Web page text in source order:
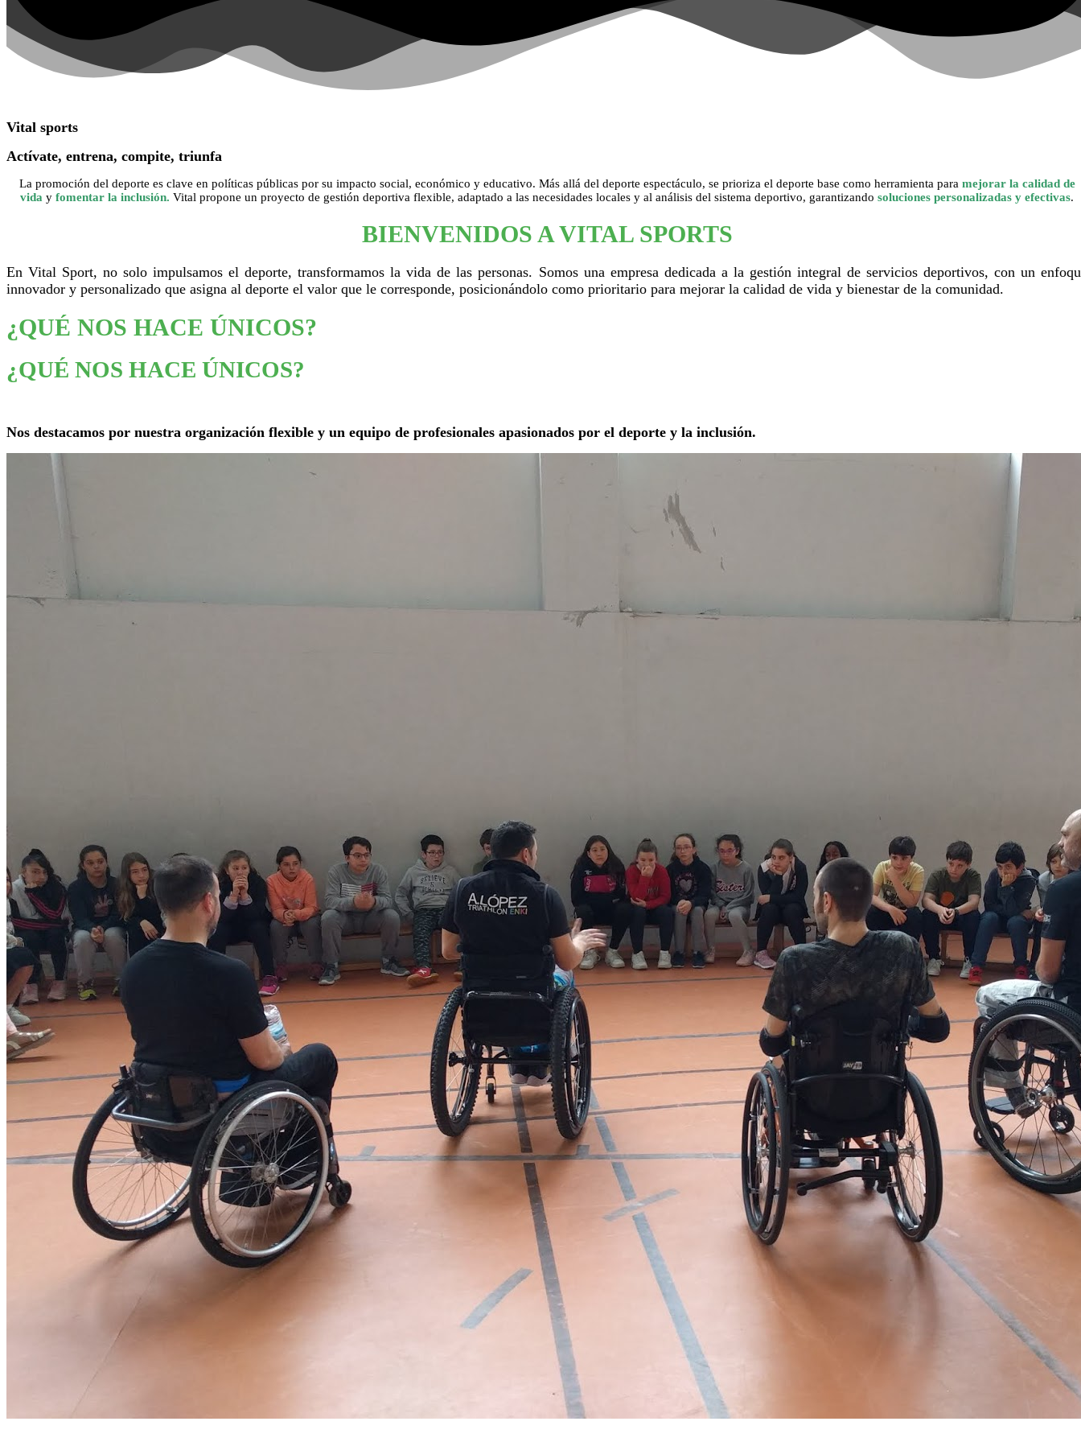
Vital sports
Actívate, entrena, compite, triunfa
La promoción del deporte es clave en políticas públicas por su impacto social, económico y educativo. Más allá del deporte espectáculo, se prioriza el deporte base como herramienta para mejorar la calidad de
vida y fomentar la inclusión. Vital propone un proyecto de gestión deportiva flexible, adaptado a las necesidades locales y al análisis del sistema deportivo, garantizando soluciones personalizadas y efectivas.
BIENVENIDOS A VITAL SPORTS
En Vital Sport, no solo impulsamos el deporte, transformamos la vida de las personas. Somos una empresa dedicada a la gestión integral de servicios deportivos, con un
innovador y personalizado que asigna al deporte el valor que le corresponde, posicionándolo como prioritario para mejorar la calidad de vida y bienestar de la comunidad.
¿QUÉ NOS HACE ÚNICOS?
¿QUÉ NOS HACE ÚNICOS?
Nos destacamos por nuestra organización flexible y un equipo de profesionales apasionados por el deporte y la inclusión.